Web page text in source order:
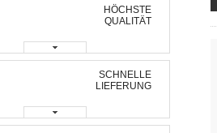
HÖCHSTE
QUALITÄT
SCHNELLE
LIEFERUNG